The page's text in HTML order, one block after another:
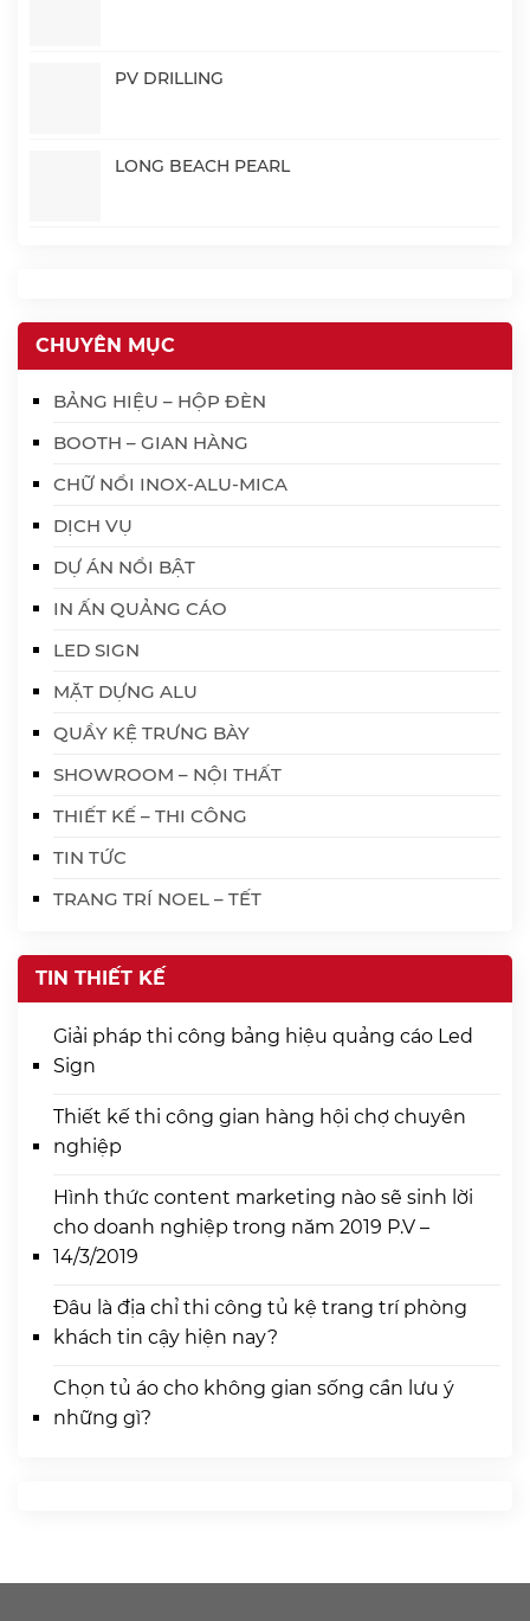
PV DRILLING
LONG BEACH PEARL
CHUYÊN MỤC
BẢNG HIỆU – HỘP ĐÈN
BOOTH – GIAN HÀNG
CHỮ NỔI INOX-ALU-MICA
DỊCH VỤ
DỰ ÁN NỔI BẬT
IN ẤN QUẢNG CÁO
LED SIGN
MẶT DỰNG ALU
QUẦY KỆ TRƯNG BÀY
SHOWROOM – NỘI THẤT
THIẾT KẾ – THI CÔNG
TIN TỨC
TRANG TRÍ NOEL – TẾT
TIN THIẾT KẾ
Giải pháp thi công bảng hiệu quảng cáo Led
Sign
Thiết kế thi công gian hàng hội chợ chuyên
nghiệp
Hình thức content marketing nào sẽ sinh lời
cho doanh nghiệp trong năm 2019 P.V –
14/3/2019
Đâu là địa chỉ thi công tủ kệ trang trí phòng
khách tin cậy hiện nay?
Chọn tủ áo cho không gian sống cần lưu ý
những gì?